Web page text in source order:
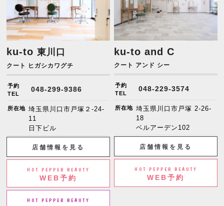
ku-to東川口
クート ヒガシカワグチ
予約
TEL
048-299-9386
所在地 埼玉県川口市戸塚２-24-
11
日下ビル
店舗情報を見る
HOT PEPPER BEAUTY
WEB予約
HOT PEPPER BEAUTY
ku-to and C
クート アンド シー
予約
TEL
048-229-3574
所在地 埼玉県川口市戸塚 2-26-
18
ベルアーデン102
店舗情報を見る
HOT PEPPER BEAUTY
WEB予約